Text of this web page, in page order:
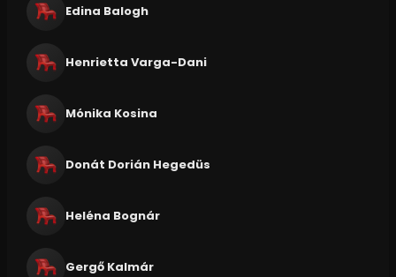
Edina Balogh
Henrietta Varga-Dani
Mónika Kosina
Donát Dorián Hegedüs
Heléna Bognár
Gergő Kalmár